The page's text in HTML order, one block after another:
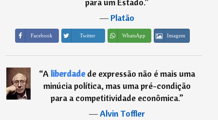
―Platão
Facebook Twitter WhatsApp Imagem
“A liberdadede expressão não é mais uma
minúcia política, mas uma pré-condição
para a competitividade econômica.”
―Alvin Toffler